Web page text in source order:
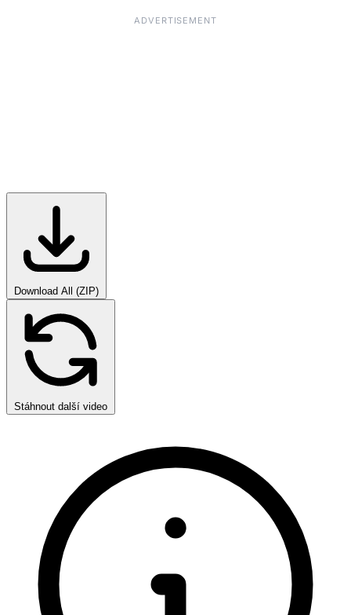
ADVERTISEMENT
Download All (ZIP)
Stáhnout další video